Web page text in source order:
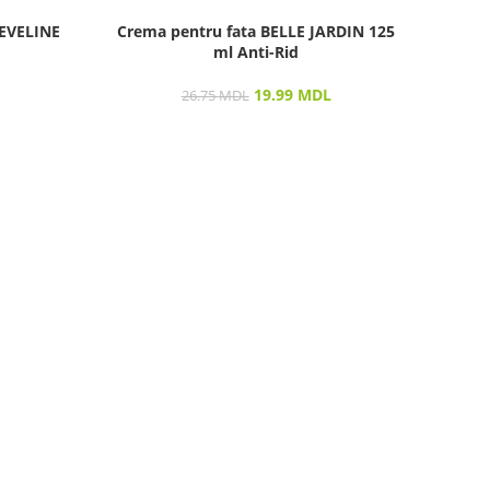
Crema pentru fata BELLE JARDIN 125
ml Anti-Rid
26.75MDL 19.99 MDL